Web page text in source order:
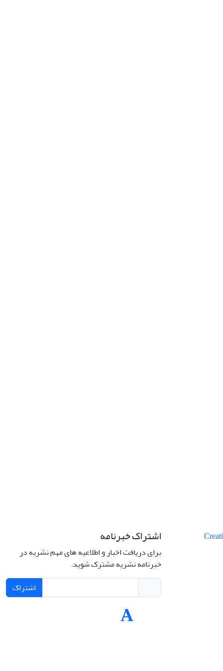
اشتراک خبرنامه
برای دریافت اخبار و اطلاعیه های مهم نشریه در
خبرنامه نشریه مشترک شوید.
اشتراک